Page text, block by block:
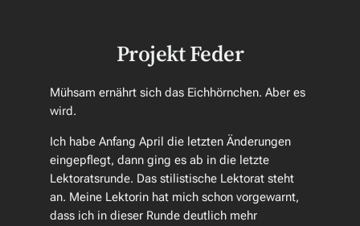
Projekt Feder
Mühsam ernährt sich das Eichhörnchen. Aber es
wird.
Ich habe Anfang April die letzten Änderungen
eingepflegt, dann ging es ab in die letzte
Lektoratsrunde. Das stilistische Lektorat steht
an. Meine Lektorin hat mich schon vorgewarnt,
dass ich in dieser Runde deutlich mehr